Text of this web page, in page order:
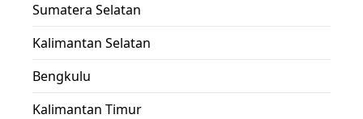
Sumatera Selatan
Kalimantan Selatan
Bengkulu
Kalimantan Timur